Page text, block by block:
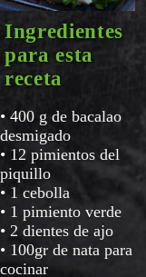
Ingredientes
para esta
receta
• 400 g de bacalao
desmigado
• 12 pimientos del
piquillo
• 1 cebolla
• 1 pimiento verde
• 2 dientes de ajo
• 100gr de nata para
cocinar